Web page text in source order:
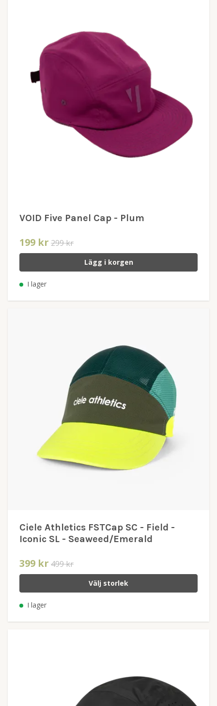
VOID Five Panel Cap - Plum
199 kr 299 kr
Lägg i korgen
I lager
Ciele Athletics FSTCap SC - Field -
Iconic SL - Seaweed/Emerald
399 kr 499 kr
Välj storlek
I lager